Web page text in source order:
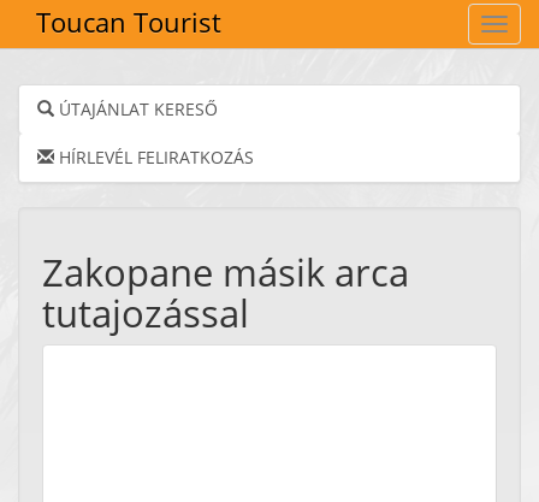
Toucan Tourist
ÚTAJÁNLAT KERESŐ
HÍRLEVÉL FELIRATKOZÁS
Zakopane másik arca
tutajozással